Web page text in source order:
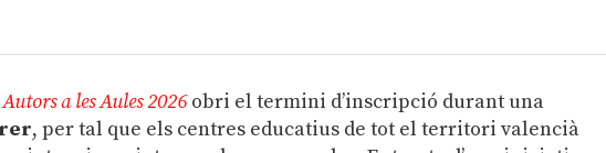
Autors a les Aules 2026obri el termini d’inscripció durant una
, per tal que els centres educatius de tot el territori valencià